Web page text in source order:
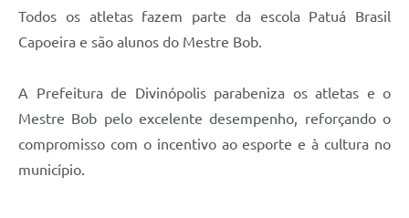
Todos os atletas fazem parte da escola Patuá Brasil
Capoeira e são alunos do Mestre Bob.
A Prefeitura de Divinópolis parabeniza os atletas e o
Mestre Bob pelo excelente desempenho, reforçando o
compromisso com o incentivo ao esporte e à cultura no
município.